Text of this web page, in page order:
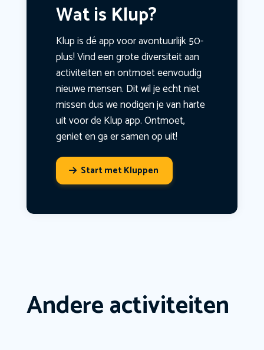
Wat is Klup?
Klup is dé app voor avontuurlijk 50-
plus! Vind een grote diversiteit aan
activiteiten en ontmoet eenvoudig
nieuwe mensen. Dit wil je echt niet
missen dus we nodigen je van harte
uit voor de Klup app. Ontmoet,
geniet en ga er samen op uit!
Start met Kluppen
Andere activiteiten